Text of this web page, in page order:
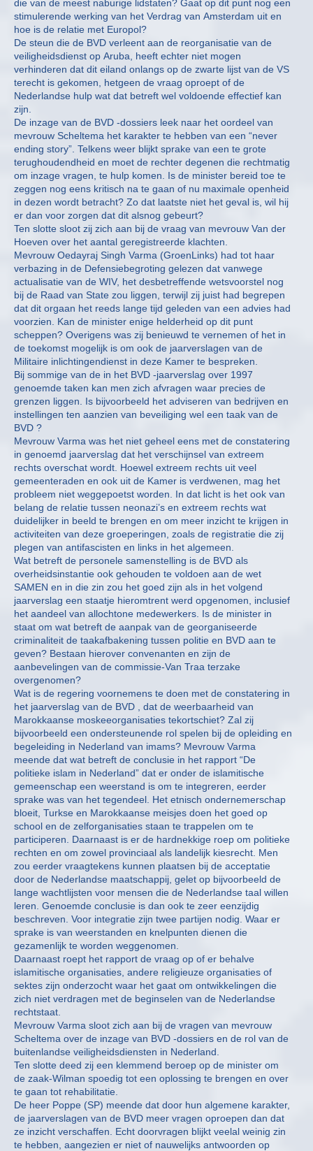
die van de meest naburige lidstaten? Gaat op dit punt nog een
stimulerende werking van het Verdrag van Amsterdam uit en
hoe is de relatie met Europol?
De steun die de BVD verleent aan de reorganisatie van de
veiligheidsdienst op Aruba, heeft echter niet mogen
verhinderen dat dit eiland onlangs op de zwarte lijst van de VS
terecht is gekomen, hetgeen de vraag oproept of de
Nederlandse hulp wat dat betreft wel voldoende effectief kan
zijn.
De inzage van de BVD -dossiers leek naar het oordeel van
mevrouw Scheltema het karakter te hebben van een “never
ending story”. Telkens weer blijkt sprake van een te grote
terughoudendheid en moet de rechter degenen die rechtmatig
om inzage vragen, te hulp komen. Is de minister bereid toe te
zeggen nog eens kritisch na te gaan of nu maximale openheid
in dezen wordt betracht? Zo dat laatste niet het geval is, wil hij
er dan voor zorgen dat dit alsnog gebeurt?
Ten slotte sloot zij zich aan bij de vraag van mevrouw Van der
Hoeven over het aantal geregistreerde klachten.
Mevrouw Oedayraj Singh Varma (GroenLinks) had tot haar
verbazing in de Defensiebegroting gelezen dat vanwege
actualisatie van de WIV, het desbetreffende wetsvoorstel nog
bij de Raad van State zou liggen, terwijl zij juist had begrepen
dat dit orgaan het reeds lange tijd geleden van een advies had
voorzien. Kan de minister enige helderheid op dit punt
scheppen? Overigens was zij benieuwd te vernemen of het in
de toekomst mogelijk is om ook de jaarverslagen van de
Militaire inlichtingendienst in deze Kamer te bespreken.
Bij sommige van de in het BVD -jaarverslag over 1997
genoemde taken kan men zich afvragen waar precies de
grenzen liggen. Is bijvoorbeeld het adviseren van bedrijven en
instellingen ten aanzien van beveiliging wel een taak van de
BVD ?
Mevrouw Varma was het niet geheel eens met de constatering
in genoemd jaarverslag dat het verschijnsel van extreem
rechts overschat wordt. Hoewel extreem rechts uit veel
gemeenteraden en ook uit de Kamer is verdwenen, mag het
probleem niet weggepoetst worden. In dat licht is het ook van
belang de relatie tussen neonazi’s en extreem rechts wat
duidelijker in beeld te brengen en om meer inzicht te krijgen in
activiteiten van deze groeperingen, zoals de registratie die zij
plegen van antifascisten en links in het algemeen.
Wat betreft de personele samenstelling is de BVD als
overheidsinstantie ook gehouden te voldoen aan de wet
SAMEN en in die zin zou het goed zijn als in het volgend
jaarverslag een staatje hieromtrent werd opgenomen, inclusief
het aandeel van allochtone medewerkers. Is de minister in
staat om wat betreft de aanpak van de georganiseerde
criminaliteit de taakafbakening tussen politie en BVD aan te
geven? Bestaan hierover convenanten en zijn de
aanbevelingen van de commissie-Van Traa terzake
overgenomen?
Wat is de regering voornemens te doen met de constatering in
het jaarverslag van de BVD , dat de weerbaarheid van
Marokkaanse moskeeorganisaties tekortschiet? Zal zij
bijvoorbeeld een ondersteunende rol spelen bij de opleiding en
begeleiding in Nederland van imams? Mevrouw Varma
meende dat wat betreft de conclusie in het rapport “De
politieke islam in Nederland” dat er onder de islamitische
gemeenschap een weerstand is om te integreren, eerder
sprake was van het tegendeel. Het etnisch ondernemerschap
bloeit, Turkse en Marokkaanse meisjes doen het goed op
school en de zelforganisaties staan te trappelen om te
participeren. Daarnaast is er de hardnekkige roep om politieke
rechten en om zowel provinciaal als landelijk kiesrecht. Men
zou eerder vraagtekens kunnen plaatsen bij de acceptatie
door de Nederlandse maatschappij, gelet op bijvoorbeeld de
lange wachtlijsten voor mensen die de Nederlandse taal willen
leren. Genoemde conclusie is dan ook te zeer eenzijdig
beschreven. Voor integratie zijn twee partijen nodig. Waar er
sprake is van weerstanden en knelpunten dienen die
gezamenlijk te worden weggenomen.
Daarnaast roept het rapport de vraag op of er behalve
islamitische organisaties, andere religieuze organisaties of
sektes zijn onderzocht waar het gaat om ontwikkelingen die
zich niet verdragen met de beginselen van de Nederlandse
rechtstaat.
Mevrouw Varma sloot zich aan bij de vragen van mevrouw
Scheltema over de inzage van BVD -dossiers en de rol van de
buitenlandse veiligheidsdiensten in Nederland.
Ten slotte deed zij een klemmend beroep op de minister om
de zaak-Wilman spoedig tot een oplossing te brengen en over
te gaan tot rehabilitatie.
De heer Poppe (SP) meende dat door hun algemene karakter,
de jaarverslagen van de BVD meer vragen oproepen dan dat
ze inzicht verschaffen. Echt doorvragen blijkt veelal weinig zin
te hebben, aangezien er niet of nauwelijks antwoorden op